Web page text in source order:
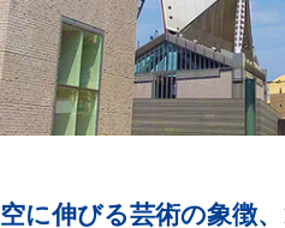
空に伸びる芸術の象徴